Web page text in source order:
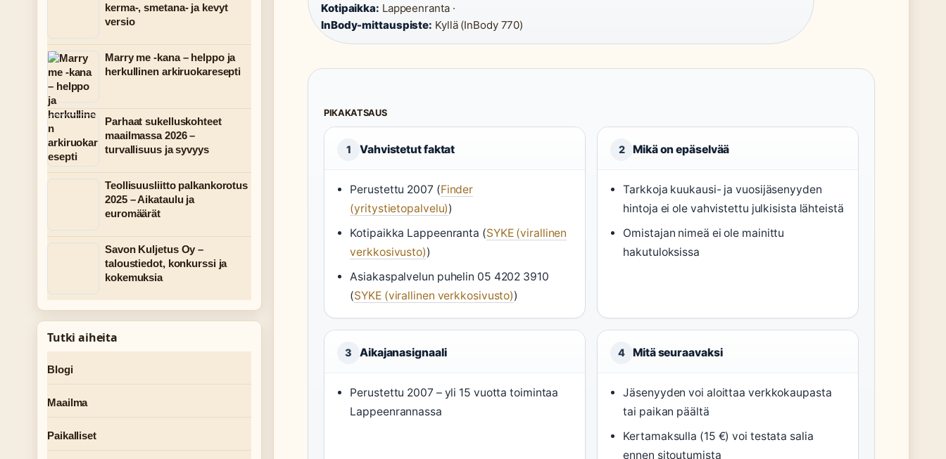
Kotipaikka: Lappeenranta ·
InBody-mittauspiste: Kyllä (InBody 770)
PIKAKATSAUS
1 Vahvistetut faktat
Perustettu 2007 (Finder
(yritystietopalvelu))
Kotipaikka Lappeenranta (SYKE (virallinen
verkkosivusto))
Asiakaspalvelun puhelin 05 4202 3910
(SYKE (virallinen verkkosivusto))
2 Mikä on epäselvää
Tarkkoja kuukausi- ja vuosijäsenyyden
hintoja ei ole vahvistettu julkisista lähteistä
Omistajan nimeä ei ole mainittu
hakutuloksissa
3 Aikajanasignaali
Perustettu 2007 – yli 15 vuotta toimintaa
Lappeenrannassa
4 Mitä seuraavaksi
Jäsenyyden voi aloittaa verkkokaupasta
tai paikan päältä
Kertamaksulla (15 €) voi testata salia
ennen sitoutumista
kerma-, smetana- ja kevyt
versio
Marry me -kana – helppo ja
herkullinen arkiruokaresepti
Parhaat sukelluskohteet
maailmassa 2026 –
turvallisuus ja syvyys
Teollisuusliitto palkankorotus
2025 – Aikataulu ja
euromäärät
Savon Kuljetus Oy –
taloustiedot, konkurssi ja
kokemuksia
Tutki aiheita
Blogi
Maailma
Paikalliset